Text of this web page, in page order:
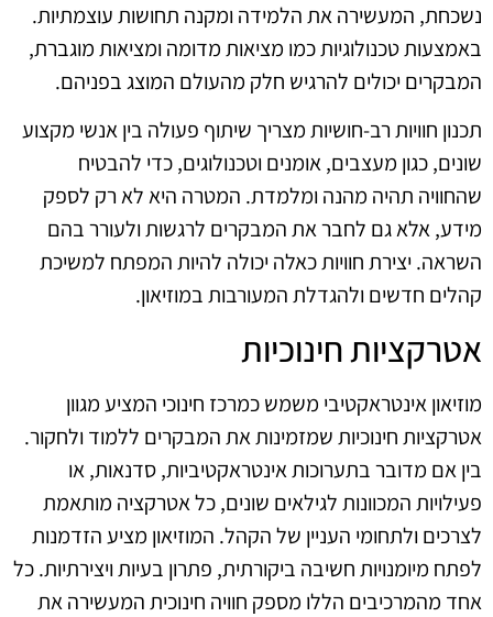
נשכחת, המעשירה את הלמידה ומקנה תחושות עוצמתיות.
באמצעות טכנולוגיות כמו מציאות מדומה ומציאות מוגברת,
המבקרים יכולים להרגיש חלק מהעולם המוצג בפניהם.
תכנון חוויות רב-חושיות מצריך שיתוף פעולה בין אנשי מקצוע
שונים, כגון מעצבים, אומנים וטכנולוגים, כדי להבטיח
שהחוויה תהיה מהנה ומלמדת. המטרה היא לא רק לספק
מידע, אלא גם לחבר את המבקרים לרגשות ולעורר בהם
השראה. יצירת חוויות כאלה יכולה להיות המפתח למשיכת
קהלים חדשים ולהגדלת המעורבות במוזיאון.
אטרקציות חינוכיות
מוזיאון אינטראקטיבי משמש כמרכז חינוכי המציע מגוון
אטרקציות חינוכיות שמזמינות את המבקרים ללמוד ולחקור.
בין אם מדובר בתערוכות אינטראקטיביות, סדנאות, או
פעילויות המכוונות לגילאים שונים, כל אטרקציה מותאמת
לצרכים ולתחומי העניין של הקהל. המוזיאון מציע הזדמנות
לפתח מיומנויות חשיבה ביקורתית, פתרון בעיות ויצירתיות. כל
אחד מהמרכיבים הללו מספק חוויה חינוכית המעשירה את